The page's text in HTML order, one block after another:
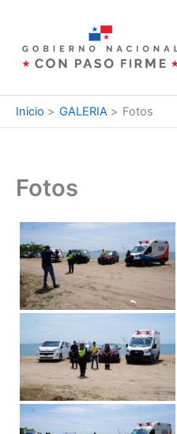
contenido
Inicio GALERIA Fotos
Fotos